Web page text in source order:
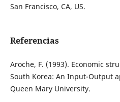
San Francisco, CA, US.
Referencias
Aroche, F. (1993). Economic
South Korea: An Input-Output
Queen Mary University.